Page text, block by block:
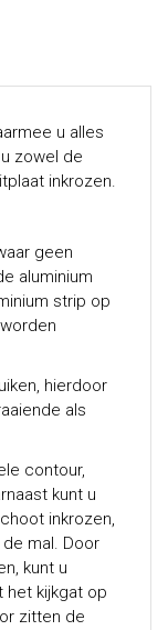
u alles
zowel de
inkrozen.
geen
aluminium
strip op
hierdoor
als
contour,
kunt u
inkrozen,
mal. Door
kunt u
het kijkgat op
zitten de